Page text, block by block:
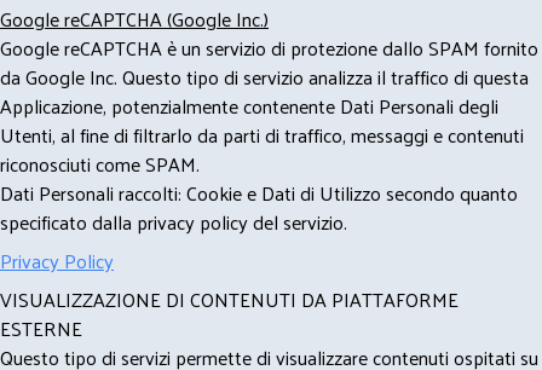
Google reCAPTCHA (Google Inc.)
Google reCAPTCHA è un servizio di protezione dallo SPAM fornito
da Google Inc. Questo tipo di servizio analizza il traffico di questa
Applicazione, potenzialmente contenente Dati Personali degli
Utenti, al fine di filtrarlo da parti di traffico, messaggi e contenuti
riconosciuti come SPAM.
Dati Personali raccolti: Cookie e Dati di Utilizzo secondo quanto
specificato dalla privacy policy del servizio.
Privacy Policy
VISUALIZZAZIONE DI CONTENUTI DA PIATTAFORME
ESTERNE
Questo tipo di servizi permette di visualizzare contenuti ospitati su